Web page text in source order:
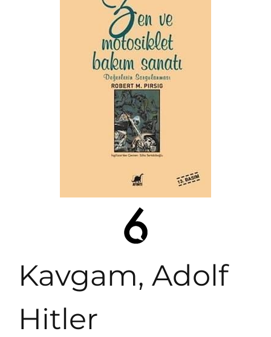
Kavgam, Adolf
Hitler